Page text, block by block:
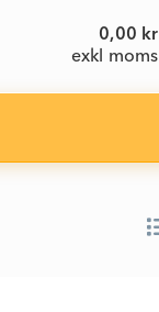
0,00 kr
exkl moms